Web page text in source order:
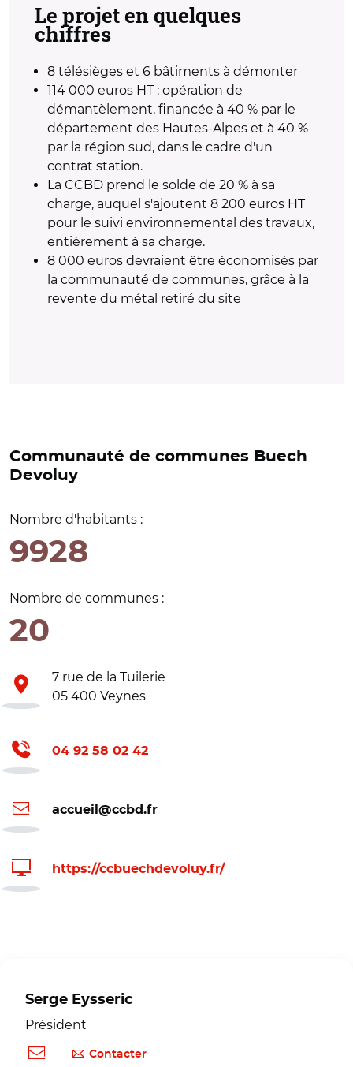
Le projet en quelques
chiffres
8 télésièges et 6 bâtiments à démonter
114 000 euros HT : opération de
démantèlement, financée à 40 % par le
département des Hautes-Alpes et à 40 %
par la région sud, dans le cadre d'un
contrat station.
La CCBD prend le solde de 20 % à sa
charge, auquel s'ajoutent 8 200 euros HT
pour le suivi environnemental des travaux,
entièrement à sa charge.
8 000 euros devraient être économisés par
la communauté de communes, grâce à la
revente du métal retiré du site
Communauté de communes Buech
Devoluy
Nombre d'habitants :
9928
Nombre de communes :
20
7 rue de la Tuilerie
05 400 Veynes
04 92 58 02 42
accueil@ccbd.fr
https://ccbuechdevoluy.fr/
Serge Eysseric
Président
Contacter